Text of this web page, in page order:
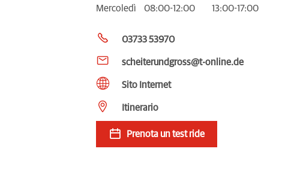
Mercoledì
08:00-12:00 13:00-17:00
03733 53970
scheiterundgross@t-online.de
Sito Internet
Itinerario
Prenota un test ride